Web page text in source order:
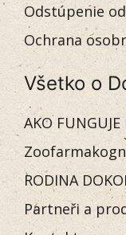
Odstúpenie
Ochrana
Všetko o
AKO
RODINA
Partneři a